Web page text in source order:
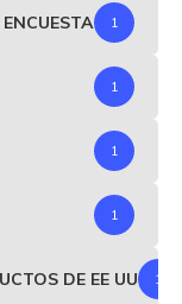
1
1
1
1
DE EE UU 1